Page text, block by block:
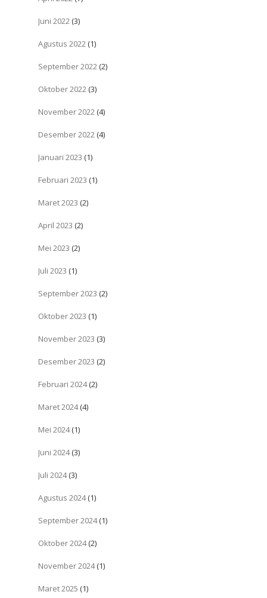
Juni 2022 (3)
Agustus 2022 (1)
September 2022 (2)
Oktober 2022 (3)
November 2022 (4)
Desember 2022 (4)
Januari 2023 (1)
Februari 2023 (1)
Maret 2023 (2)
April 2023 (2)
Mei 2023 (2)
Juli 2023 (1)
September 2023 (2)
Oktober 2023 (1)
November 2023 (3)
Desember 2023 (2)
Februari 2024(2)
Maret 2024(4)
Mei 2024(1)
Juni 2024(3)
Juli 2024(3)
Agustus 2024(1)
September 2024(1)
Oktober 2024(2)
November 2024(1)
Maret 2025 (1)